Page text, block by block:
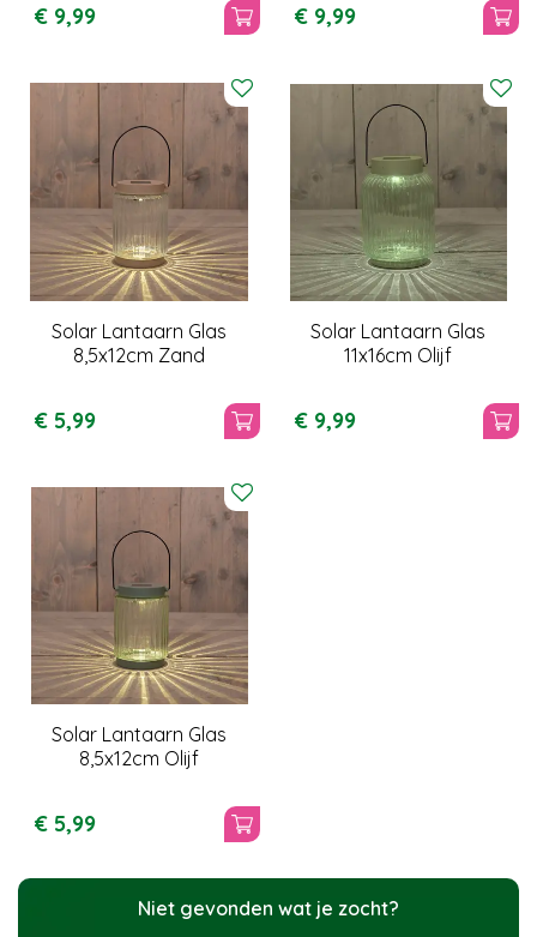
€ 9,99 € 9,99
Solar Lantaarn Glas
8,5x12cm Zand
€ 5,99
Solar Lantaarn Glas
11x16cm Olijf
€ 9,99
Solar Lantaarn Glas
8,5x12cm Olijf
€ 5,99
Niet gevonden wat je zocht?